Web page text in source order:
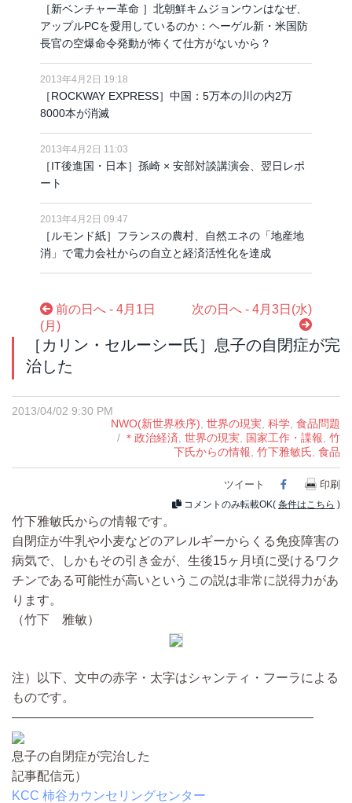
［新ベンチャー革命 ］北朝鮮キムジョンウンはなぜ、
アップルPCを愛用しているのか：ヘーゲル新・米国防
長官の空爆命令発動が怖くて仕方がないから？
2013年4月2日 19:18
［ROCKWAY EXPRESS］中国：5万本の川の内2万
8000本が消滅
2013年4月2日 11:03
［IT後進国・日本］孫崎 × 安部対談講演会、翌日レポ
ート
2013年4月2日 09:47
［ルモンド紙］フランスの農村、自然エネの「地産地
消」で電力会社からの自立と経済活性化を達成
前の日へ - 4月1日
(月)
次の日へ - 4月3日(水)
［カリン・セルーシー氏］息子の自閉症が完
治した
2013/04/02 9:30 PM
NWO(新世界秩序) 世界の現実 科学 食品問題
/ ＊政治経済 世界の現実 国家工作・諜報 竹
下氏からの情報 竹下雅敏氏 食品
ツイート Facebook
印刷
コメントのみ転載OK( 条件はこちら )
竹下雅敏氏からの情報です。
自閉症が牛乳や小麦などのアレルギーからくる免疫障害の
病気で、しかもその引き金が、生後15ヶ月頃に受けるワク
チンである可能性が高いというこの説は非常に説得力があ
ります。
（竹下 雅敏）
注）以下、文中の赤字・太字はシャンティ・フーラによる
ものです。
————————————————————————
息子の自閉症が完治した
記事配信元）
KCC 柿谷カウンセリングセンター